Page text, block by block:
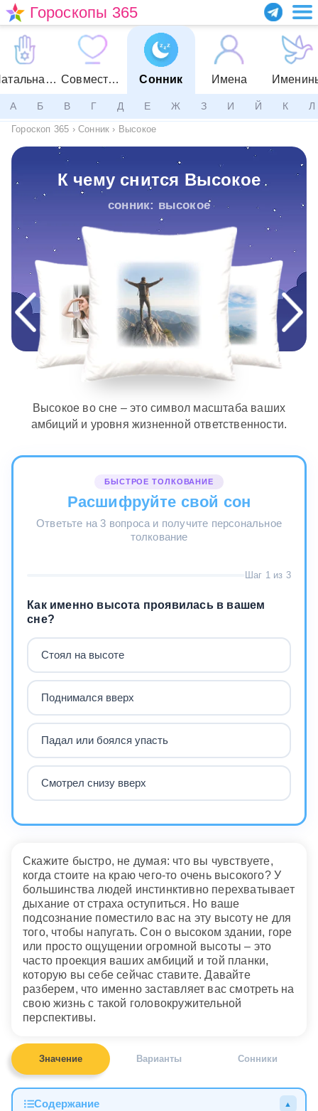
Гороскопы 365
Натальная карта Совместимость Сонник Имена
А Б В Г Д Е Ж З И Й К Л
Гороскоп 365 › Сонник › Высокое
К чему снится Высокое
сонник: высокое
Высокое во сне – это символ масштаба ваших
амбиций и уровня жизненной ответственности.
БЫСТРОЕ ТОЛКОВАНИЕ
Расшифруйте свой сон
Ответьте на 3 вопроса и получите персональное
толкование
Шаг 1 из 3
Как именно высота проявилась в вашем
сне?
Стоял на высоте
Поднимался вверх
Падал или боялся упасть
Смотрел снизу вверх
Скажите быстро, не думая: что вы чувствуете,
когда стоите на краю чего-то очень высокого? У
большинства людей инстинктивно перехватывает
дыхание от страха оступиться. Но ваше
подсознание поместило вас на эту высоту не для
того, чтобы напугать. Сон о высоком здании, горе
или просто ощущении огромной высоты – это
часто проекция ваших амбиций и той планки,
которую вы себе сейчас ставите. Давайте
разберем, что именно заставляет вас смотреть на
свою жизнь с такой головокружительной
перспективы.
Значение Варианты Сонники
Содержание ▲